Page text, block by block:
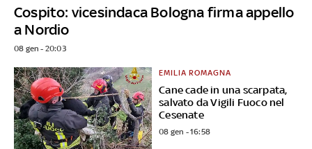
Cospito: vicesindaca Bologna firma appello
a Nordio
08 gen - 20:03
Cane cade in una scarpata,
salvato da Vigili Fuoco nel
Cesenate
EMILIA ROMAGNA
08 gen - 16:58